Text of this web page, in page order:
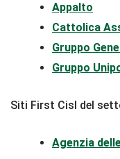
Appalto
Cattolica
Gruppo
Gruppo
Siti First Cisl del
Agenzia